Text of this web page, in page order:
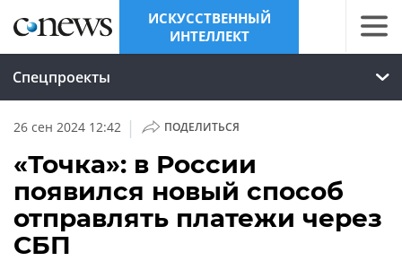
ИСКУССТВЕННЫЙ
ИНТЕЛЛЕКТ
Спецпроекты
26 сен 2024 12:42 | ПОДЕЛИТЬСЯ
«Точка»: в России
появился новый способ
отправлять платежи через
СБП